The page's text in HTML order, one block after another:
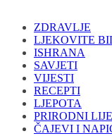
ZDRAVLJE
LJEKOVITE
ISHRANA
SAVJETI
VIJESTI
RECEPTI
LJEPOTA
PRIRODNI
ČAJEVI I